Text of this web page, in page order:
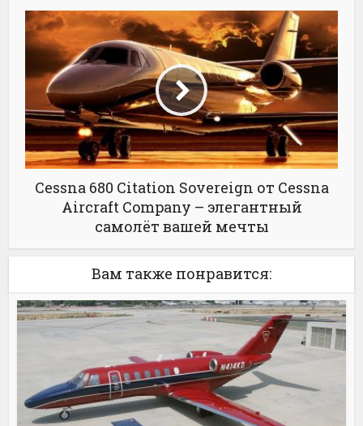
Cessna 680 Citation Sovereign от Cessna
Aircraft Company – элегантный
самолёт вашей мечты
Вам также понравится: